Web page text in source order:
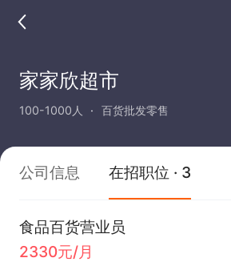
家家欣超市
100-1000人 百货批发零售
公司信息 在招职位 · 3
食品百货营业员
2330元/月